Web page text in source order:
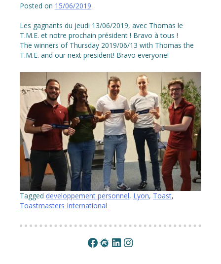
Posted on 15/06/2019
Les gagnants du jeudi 13/06/2019, avec Thomas le
T.M.E. et notre prochain président ! Bravo à tous !
The winners of Thursday 2019/06/13 with Thomas the
T.M.E. and our next president! Bravo everyone!
Tagged developpement personnel, Lyon, Toast,
Toastmasters International
Facebook
Meetup
LinkedIn
Instagram